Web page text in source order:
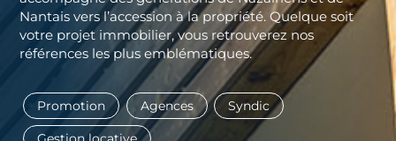
Nantais vers l’accession à la propriété. Quelque soit
votre projet immobilier, vous retrouverez nos
références les plus emblématiques.
Promotion Agences Syndic
Gestion locative